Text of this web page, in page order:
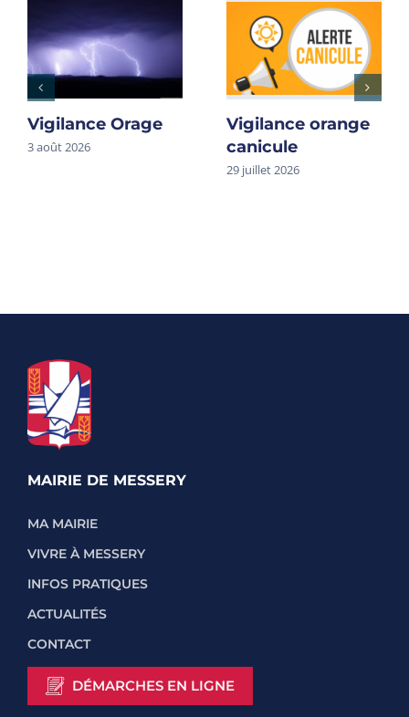
Vigilance Orage
3 août 2026
Vigilance orange
canicule
29 juillet 2026
MAIRIE DE MESSERY
MA MAIRIE
VIVRE À MESSERY
INFOS PRATIQUES
ACTUALITÉS
CONTACT
DÉMARCHES EN LIGNE